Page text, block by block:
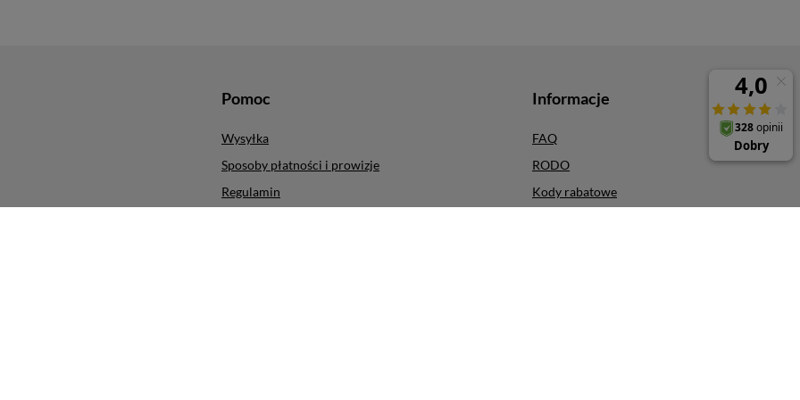
Pomoc
Wysyłka
Sposoby płatności i prowizje
Regulamin
Informacje
FAQ
RODO
Kody rabatowe